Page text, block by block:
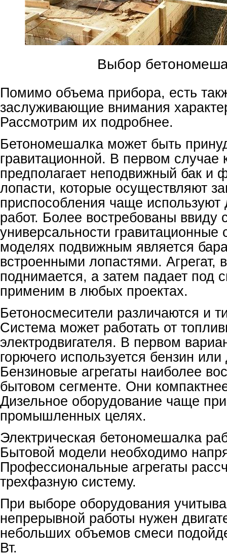
Выбор
Помимо объема прибора, есть
заслуживающие внимания
Рассмотрим их подробнее.
Бетономешалка может быть
гравитационной. В первом случае
предполагает неподвижный бак и
лопасти, которые осуществляют
приспособления чаще используют
работ. Более востребованы ввиду
универсальности гравитационные
моделях подвижным является
встроенными лопастями. Агрегат,
поднимается, а затем падает под
применим в любых проектах.
Бетоносмесители различаются и
Система может работать от
электродвигателя. В первом
горючего используется бензин или
Бензиновые агрегаты наиболее
бытовом сегменте. Они
Дизельное оборудование чаще
промышленных целях.
Электрическая бетономешалка
Бытовой модели необходимо
Профессиональные агрегаты
трехфазную систему.
При выборе оборудования
непрерывной работы нужен
небольших объемов смеси
Вт.